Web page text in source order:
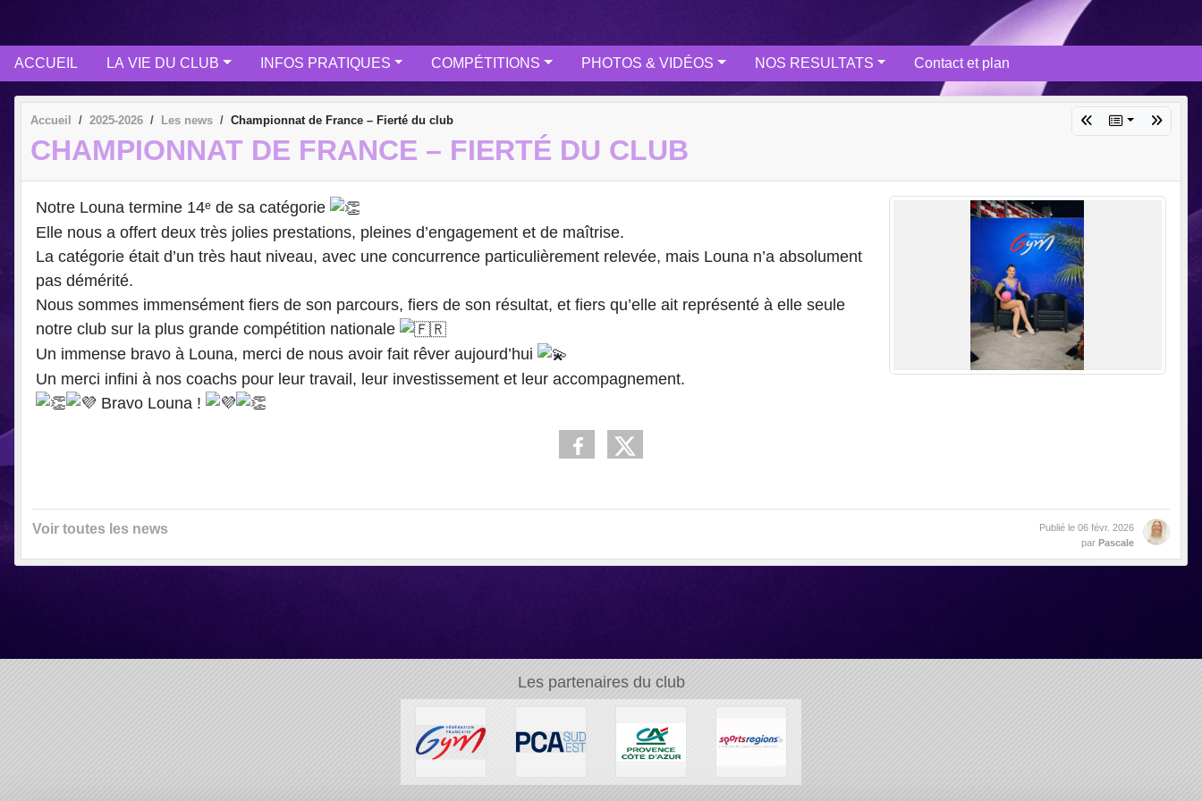
ACCUEIL LA VIE DU CLUB INFOS PRATIQUES COMPÉTITIONS PHOTOS & VIDÉOS NOS RESULTATS Contact et plan
Accueil 2025-2026 Les news Championnat de France – Fierté du club
CHAMPIONNAT DE FRANCE – FIERTÉ DU CLUB
Notre Louna termine 14ᵉ de sa catégorie
Elle nous a offert deux très jolies prestations, pleines d’engagement et de maîtrise.
La catégorie était d’un très haut niveau, avec une concurrence particulièrement relevée, mais Louna n’a absolument
pas démérité.
Nous sommes immensément fiers de son parcours, fiers de son résultat, et fiers qu’elle ait représenté à elle seule
notre club sur la plus grande compétition nationale
Un immense bravo à Louna, merci de nous avoir fait rêver aujourd’hui
Un merci infini à nos coachs pour leur travail, leur investissement et leur accompagnement.
Bravo Louna !
Voir toutes les news Publié le 06 févr. 2026
par Pascale
Les partenaires du club